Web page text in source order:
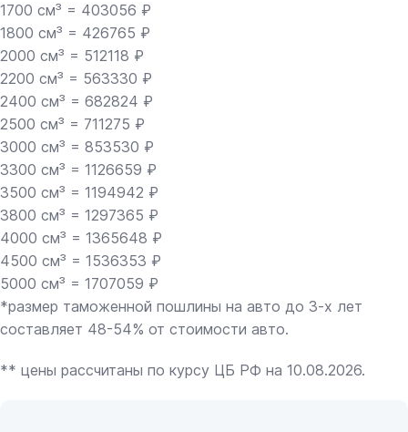
1700 см³ = 403056 ₽
1800 см³ = 426765 ₽
2000 см³ = 512118 ₽
2200 см³ = 563330 ₽
2400 см³ = 682824 ₽
2500 см³ = 711275 ₽
3000 см³ = 853530 ₽
3300 см³ = 1126659 ₽
3500 см³ = 1194942 ₽
3800 см³ = 1297365 ₽
4000 см³ = 1365648 ₽
4500 см³ = 1536353 ₽
5000 см³ = 1707059 ₽
*размер таможенной пошлины на авто до 3-х лет
составляет 48-54% от стоимости авто.
** цены рассчитаны по курсу ЦБ РФ на 10.08.2026.